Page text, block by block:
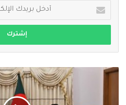
بريدك
الإلكتروني
مشاورات